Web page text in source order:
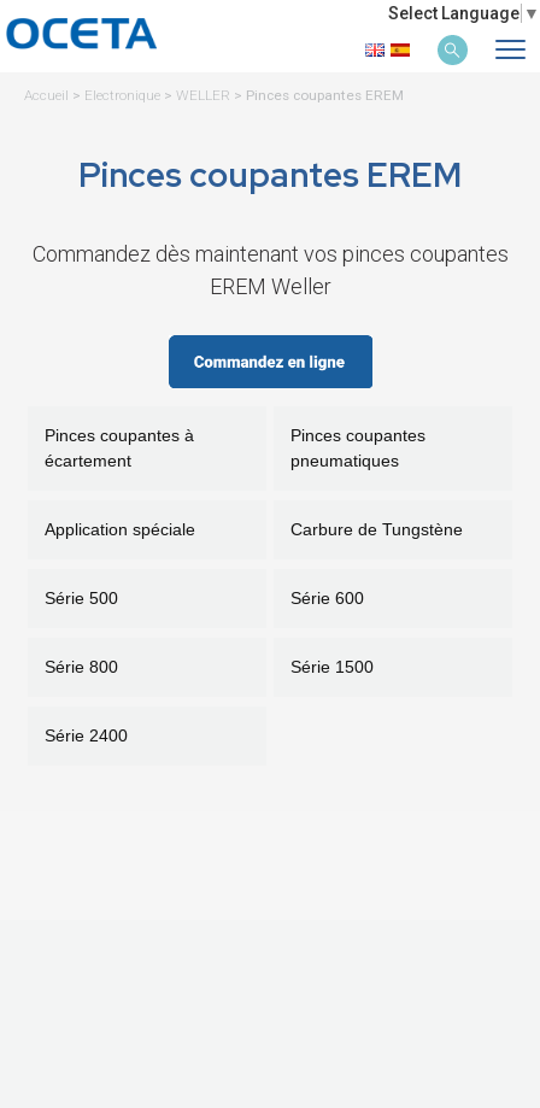
Select Language ▼
Accueil > Electronique > WELLER > Pinces coupantes EREM
Pinces coupantes EREM
Commandez dès maintenant vos pinces coupantes
EREM Weller
Pinces coupantes à
écartement
Pinces coupantes
pneumatiques
Application spéciale Carbure de Tungstène
Série 500 Série 600
Série 800 Série 1500
Série 2400